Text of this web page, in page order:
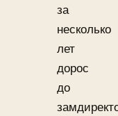
за
несколько
лет
дорос
до